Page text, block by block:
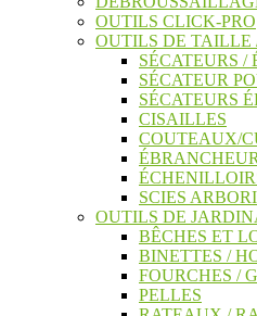
OUTILS CLICK-PRO
OUTILS DE TAILLE
SÉCATEURS /
SÉCATEUR
SÉCATEURS
CISAILLES
COUTEAUX/
SCIES
OUTILS DE
BÊCHES ET
BINETTES /
FOURCHES /
PELLES